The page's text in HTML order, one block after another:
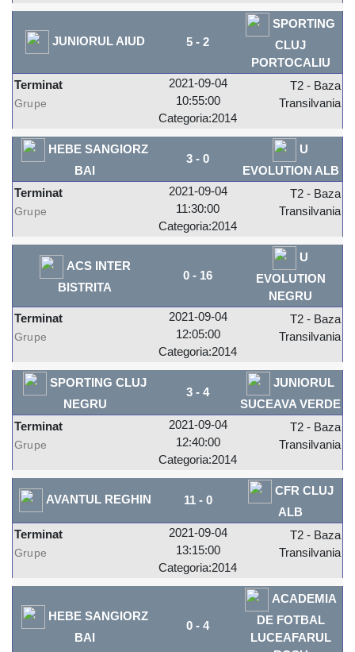
JUNIORUL AIUD 5 - 2
SPORTING
CLUJ
PORTOCALIU
Terminat
Grupe
2021-09-04
10:55:00
Categoria:2014
T2 - Baza
Transilvania
HEBE SANGIORZ
BAI
3 - 0
U
EVOLUTION ALB
Terminat
Grupe
2021-09-04
11:30:00
Categoria:2014
T2 - Baza
Transilvania
ACS INTER
BISTRITA
0 - 16
U
EVOLUTION
NEGRU
Terminat
Grupe
2021-09-04
12:05:00
Categoria:2014
T2 - Baza
Transilvania
SPORTING CLUJ
NEGRU
3 - 4
JUNIORUL
SUCEAVA VERDE
Terminat
Grupe
2021-09-04
12:40:00
Categoria:2014
T2 - Baza
Transilvania
AVANTUL REGHIN 11- 0
CFR CLUJ
ALB
Terminat
Grupe
2021-09-04
13:15:00
Categoria:2014
T2 - Baza
Transilvania
HEBE SANGIORZ
BAI
0 - 4
ACADEMIA
DE FOTBAL
LUCEAFARUL